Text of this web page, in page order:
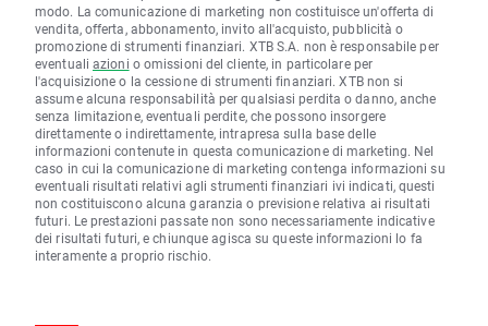
modo. La comunicazione di marketing non costituisce un'offerta di
vendita, offerta, abbonamento, invito all'acquisto, pubblicità o
promozione di strumenti finanziari. XTB S.A. non è responsabile per
eventuali azioni o omissioni del cliente, in particolare per
l'acquisizione o la cessione di strumenti finanziari. XTB non si
assume alcuna responsabilità per qualsiasi perdita o danno, anche
senza limitazione, eventuali perdite, che possono insorgere
direttamente o indirettamente, intrapresa sulla base delle
informazioni contenute in questa comunicazione di marketing. Nel
caso in cui la comunicazione di marketing contenga informazioni su
eventuali risultati relativi agli strumenti finanziari ivi indicati, questi
non costituiscono alcuna garanzia o previsione relativa ai risultati
futuri. Le prestazioni passate non sono necessariamente indicative
dei risultati futuri, e chiunque agisca su queste informazioni lo fa
interamente a proprio rischio.